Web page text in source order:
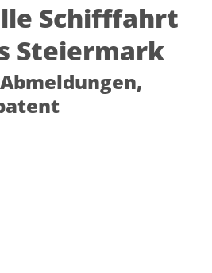
Schifffahrt
Steiermark